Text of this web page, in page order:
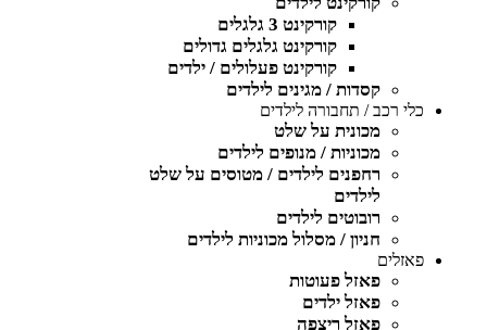
קורקינט 3 גלגלים
קורקינט גלגלים גדולים
קורקינט פעלולים / ילדים
קסדות / מגינים לילדים
כלי רכב / תחבורה לילדים
מכונית על שלט
מכוניות / מנופים לילדים
רחפנים לילדים / מטוסים על שלט
לילדים
רובוטים לילדים
חניון / מסלול מכוניות לילדים
פאזלים
פאזל פעוטות
פאזל ילדים
פאזל ריצפה